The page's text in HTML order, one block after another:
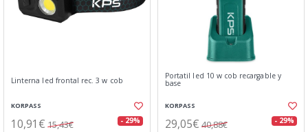
Linterna led frontal rec. 3 w cob
KORPASS
10,91€ 15,43€ - 29%
Portatil led 10 w cob recargable y
base
KORPASS
29,05€ 40,88€ - 29%